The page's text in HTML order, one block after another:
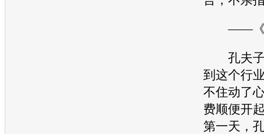
——《论
孔夫子
到这个行
不住动了
费顺便开
第一天，